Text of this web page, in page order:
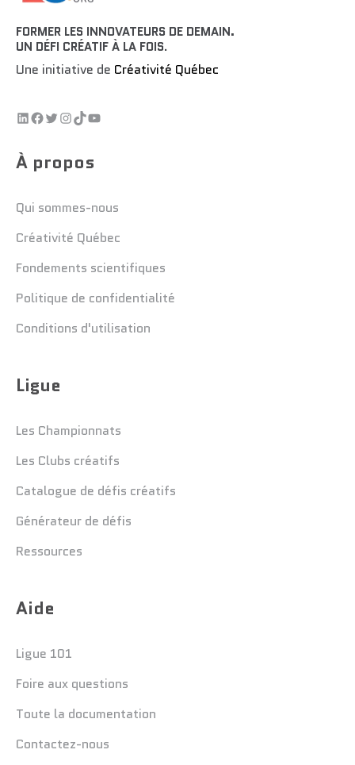
FORMER LES INNOVATEURS DE DEMAIN.
UN DÉFI CRÉATIF À LA FOIS.
Une initiative de Créativité Québec
À propos
Qui sommes-nous
Créativité Québec
Fondements scientifiques
Politique de confidentialité
Conditions d'utilisation
Ligue
Les Championnats
Les Clubs créatifs
Catalogue de défis créatifs
Générateur de défis
Ressources
Aide
Ligue 101
Foire aux questions
Toute la documentation
Contactez-nous